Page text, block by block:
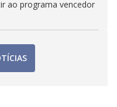
ao programa vencedor